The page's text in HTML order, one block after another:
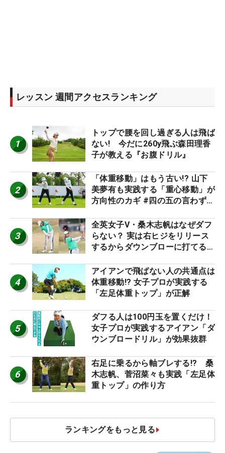
レッスン 週間アクセスランキング
1
トップで腰を回し過ぎる人は飛ば
ない! 今だに260y飛ぶ森田理香
子が教える『お腹ドリル』
2
「体重移動」はもう古い!? 山下
美夢有も実践する「重心移動」が
方向性のカギ #四の五の言わず振
3
全英女子V・桑木志帆はなぜダフ
らない？ 実は右ヒジをリリース
するからダウンブローに打てる #
4
アイアンで飛ばない人の共通点は
体重移動!? 女子プロが実践する
「左足体重トップ」が正解
5
ダフる人は100円玉を置くだけ！
女子プロが実践するアイアン「ダ
ウンブロードリル」が効果抜群
6
右足に乗るから軸ブレする!? 桑
木志帆、菅沼菜々も実践「左足体
重トップ」の作り方
ランキングをもっと見る